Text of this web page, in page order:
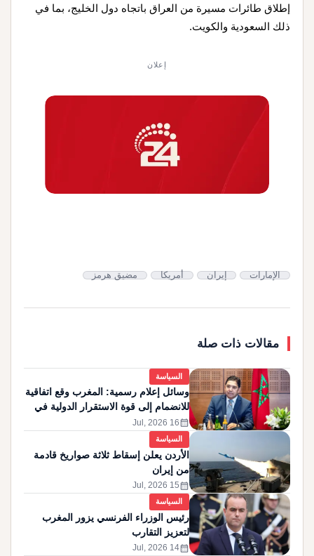
إطلاق طائرات مسيرة من العراق باتجاه دول الخليج، بما في
ذلك السعودية والكويت.
إعلان
الإمارات إيران أمريكا مضيق هرمز
مقالات ذات صلة
السياسة
وسائل إعلام رسمية: المغرب وقع اتفاقية
للانضمام إلى قوة الاستقرار الدولية في
غزة
calendar_month
16 Jul, 2026
السياسة
الأردن يعلن إسقاط ثلاثة صواريخ قادمة
من إيران
calendar_month
15 Jul, 2026
السياسة
رئيس الوزراء الفرنسي يزور المغرب
لتعزيز التقارب
calendar_month
14 Jul, 2026